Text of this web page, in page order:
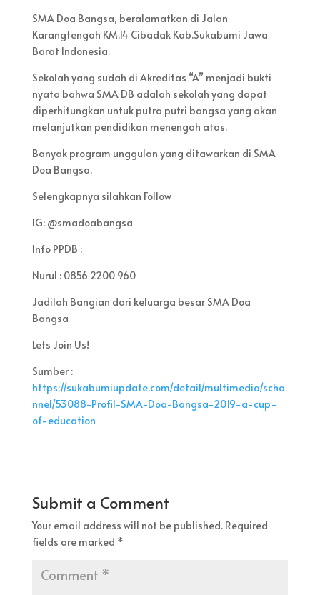
SMA Doa Bangsa, beralamatkan di Jalan
Karangtengah KM.14 Cibadak Kab.Sukabumi Jawa
Barat Indonesia.
Sekolah yang sudah di Akreditas “A” menjadi bukti
nyata bahwa SMA DB adalah sekolah yang dapat
diperhitungkan untuk putra putri bangsa yang akan
melanjutkan pendidikan menengah atas.
Banyak program unggulan yang ditawarkan di SMA
Doa Bangsa,
Selengkapnya silahkan Follow
IG: @smadoabangsa
Info PPDB :
Nurul : 0856 2200 960
Jadilah Bangian dari keluarga besar SMA Doa
Bangsa
Lets Join Us!
Sumber :
https://sukabumiupdate.com/detail/multimedia/scha
nnel/53088-Profil-SMA-Doa-Bangsa-2019-a-cup-
of-education
Submit a Comment
Your email address will not be published. Required
fields are marked *